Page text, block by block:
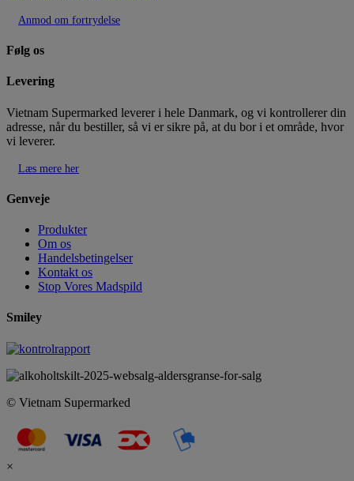
Anmod om fortrydelse
Følg os
Levering
Vietnam Supermarked leverer i hele Danmark, og vi kontrollerer din
adresse, når du bestiller, så vi er sikre på, at du bor i et område, hvor
vi leverer.
Læs mere her
Genveje
Produkter
Om os
Handelsbetingelser
Kontakt os
Stop Vores Madspild
Smiley
© Vietnam Supermarked
×